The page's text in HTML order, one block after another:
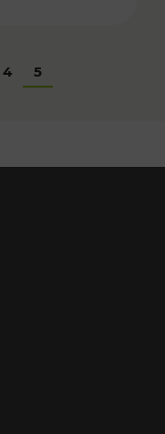
4 5